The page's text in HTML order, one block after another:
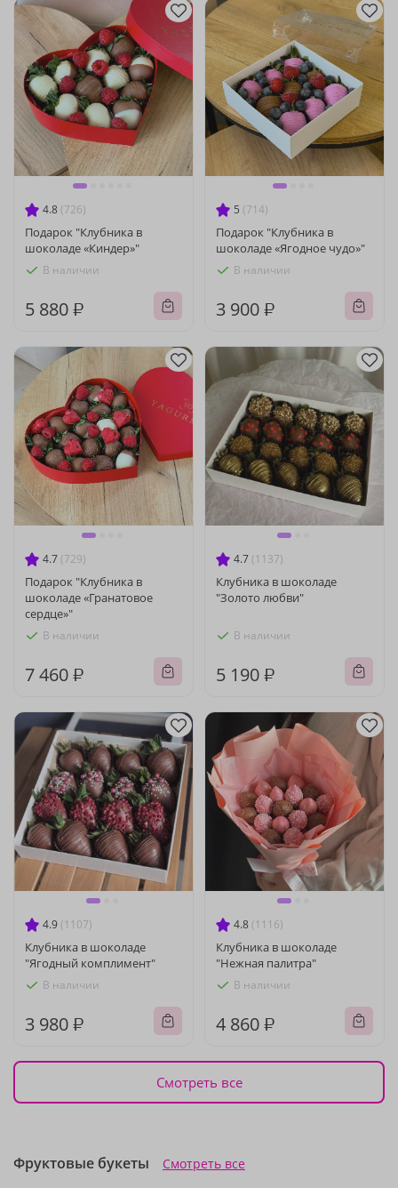
4.8 (726)
Подарок "Клубника в
шоколаде «Киндер»"
В наличии
5 880 ₽
5 (714)
Подарок "Клубника в
шоколаде «Ягодное чудо»"
В наличии
3 900 ₽
4.7 (729)
Подарок "Клубника в
шоколаде «Гранатовое
сердце»"
В наличии
7 460 ₽
4.7 (1137)
Клубника в шоколаде
"Золото любви"
В наличии
5 190 ₽
4.9 (1107)
Клубника в шоколаде
"Ягодный комплимент"
В наличии
3 980 ₽
4.8 (1116)
Клубника в шоколаде
"Нежная палитра"
В наличии
4 860 ₽
Смотреть все
Фруктовые букеты Смотреть все